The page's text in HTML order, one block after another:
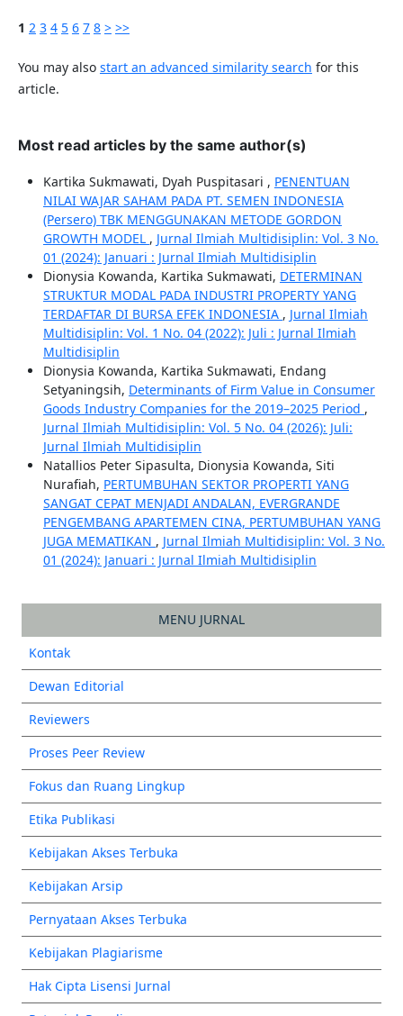
1 2 3 4 5 6 7 8 > >>
You may also start an advanced similarity search for this
article.
Most read articles by the same author(s)
Kartika Sukmawati, Dyah Puspitasari , PENENTUAN
NILAI WAJAR SAHAM PADA PT. SEMEN INDONESIA
(Persero) TBK MENGGUNAKAN METODE GORDON
GROWTH MODEL , Jurnal Ilmiah Multidisiplin: Vol. 3 No.
01 (2024): Januari : Jurnal Ilmiah Multidisiplin
Dionysia Kowanda, Kartika Sukmawati, DETERMINAN
STRUKTUR MODAL PADA INDUSTRI PROPERTY YANG
TERDAFTAR DI BURSA EFEK INDONESIA , Jurnal Ilmiah
Multidisiplin: Vol. 1 No. 04 (2022): Juli : Jurnal Ilmiah
Multidisiplin
Dionysia Kowanda, Kartika Sukmawati, Endang
Setyaningsih, Determinants of Firm Value in Consumer
Goods Industry Companies for the 2019–2025 Period ,
Jurnal Ilmiah Multidisiplin: Vol. 5 No. 04 (2026): Juli:
Jurnal Ilmiah Multidisiplin
Natallios Peter Sipasulta, Dionysia Kowanda, Siti
Nurafiah, PERTUMBUHAN SEKTOR PROPERTI YANG
SANGAT CEPAT MENJADI ANDALAN, EVERGRANDE
PENGEMBANG APARTEMEN CINA, PERTUMBUHAN YANG
JUGA MEMATIKAN , Jurnal Ilmiah Multidisiplin: Vol. 3 No.
01 (2024): Januari : Jurnal Ilmiah Multidisiplin
MENU JURNAL
Kontak
Dewan Editorial
Reviewers
Proses Peer Review
Fokus dan Ruang Lingkup
Etika Publikasi
Kebijakan Akses Terbuka
Kebijakan Arsip
Pernyataan Akses Terbuka
Kebijakan Plagiarisme
Hak Cipta Lisensi Jurnal